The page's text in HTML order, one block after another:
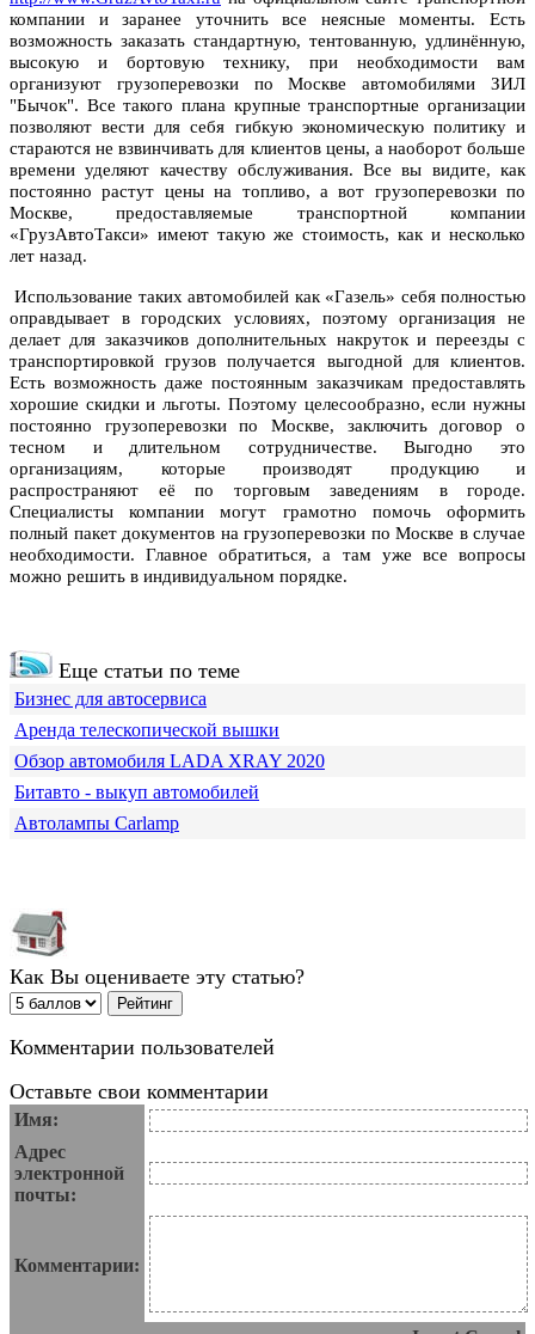
компании и заранее уточнить все неясные моменты. Есть
возможность заказать стандартную, тентованную, удлинённую,
высокую и бортовую технику, при необходимости вам
организуют грузоперевозки по Москве автомобилями ЗИЛ
"Бычок". Все такого плана крупные транспортные организации
позволяют вести для себя гибкую экономическую политику и
стараются не взвинчивать для клиентов цены, а наоборот больше
времени уделяют качеству обслуживания. Все вы видите, как
постоянно растут цены на топливо, а вот грузоперевозки по
Москве, предоставляемые транспортной компании
«ГрузАвтоТакси» имеют такую же стоимость, как и несколько
лет назад.
Использование таких автомобилей как «Газель» себя полностью
оправдывает в городских условиях, поэтому организация не
делает для заказчиков дополнительных накруток и переезды с
транспортировкой грузов получается выгодной для клиентов.
Есть возможность даже постоянным заказчикам предоставлять
хорошие скидки и льготы. Поэтому целесообразно, если нужны
постоянно грузоперевозки по Москве, заключить договор о
тесном и длительном сотрудничестве. Выгодно это
организациям, которые производят продукцию и
распространяют её по торговым заведениям в городе.
Специалисты компании могут грамотно помочь оформить
полный пакет документов на грузоперевозки по Москве в случае
необходимости. Главное обратиться, а там уже все вопросы
можно решить в индивидуальном порядке.
Еще статьи по теме
Бизнес для автосервиса
Аренда телескопической вышки
Обзор автомобиля LADA XRAY 2020
Битавто - выкуп автомобилей
Автолампы Carlamp
Как Вы оцениваете эту статью?
Комментарии пользователей
Оставьте свои комментарии
Имя:
Адрес
электронной
почты:
Комментарии: